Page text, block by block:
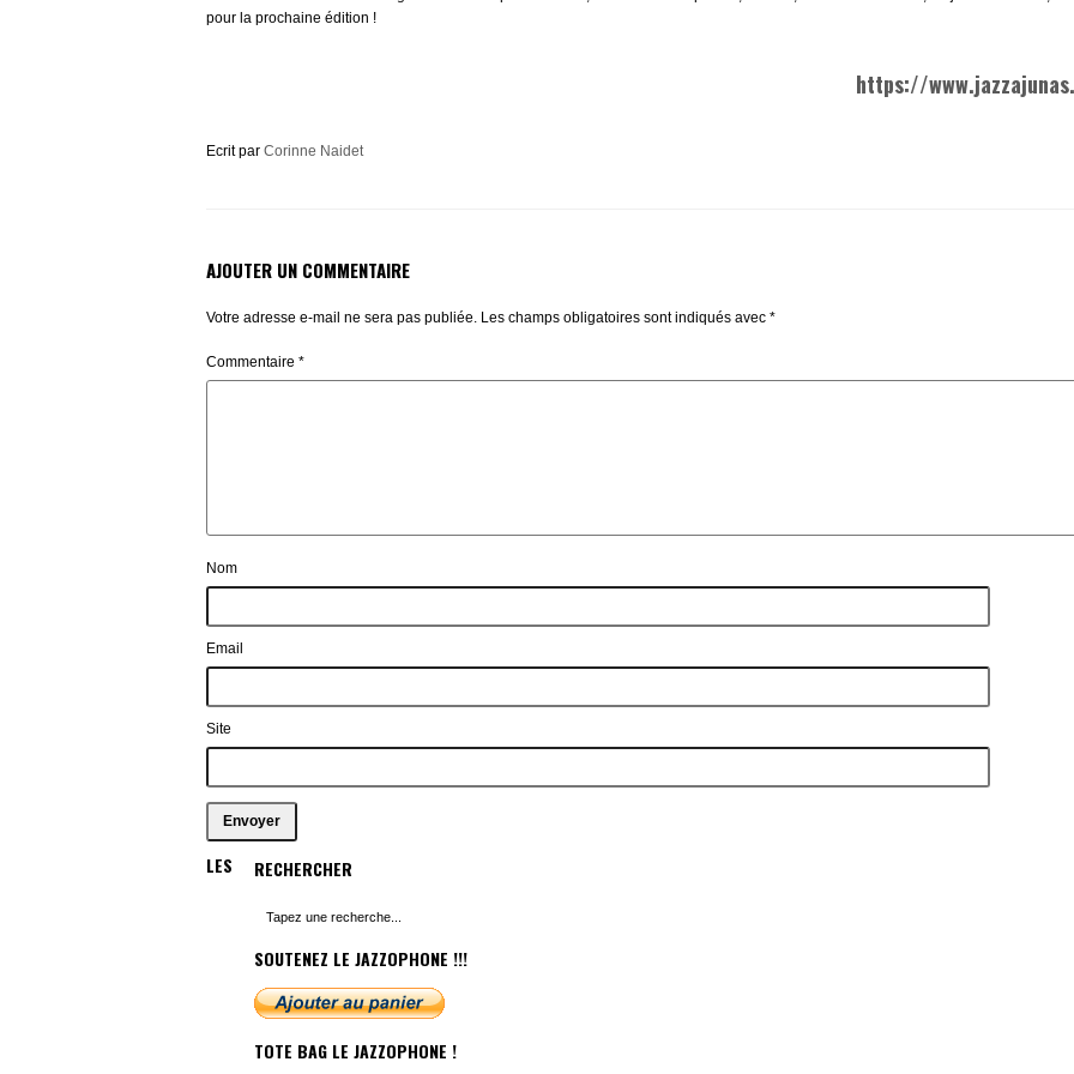
pour la prochaine édition !
https://
Ecrit par Corinne Naidet
AJOUTER UN COMMENTAIRE
Votre adresse e-mail ne sera pas publiée. Les champs obligatoires sont indiqués avec *
Commentaire *
Nom
Email
Site
RECHERCHER
SOUTENEZ LE JAZZOPHONE !!!
TOTE BAG LE JAZZOPHONE !
LES